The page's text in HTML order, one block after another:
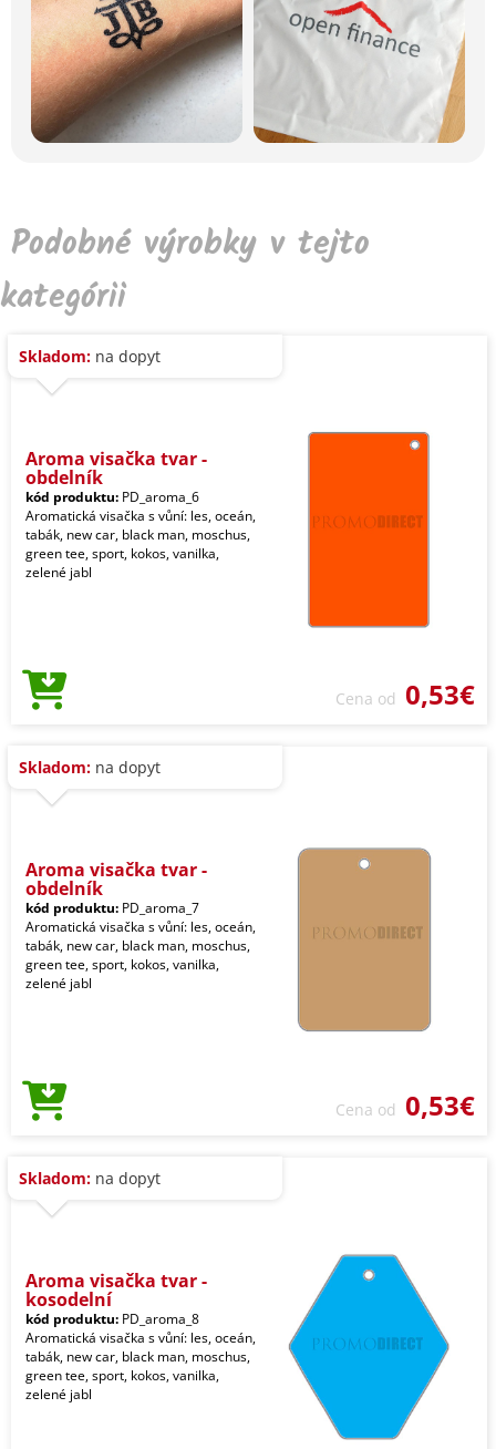
Podobné výrobky v tejto
kategórii
Skladom: na dopyt
Aroma visačka tvar -
obdelník
kód produktu: PD_aroma_6
Aromatická visačka s vůní: les, oceán,
tabák, new car, black man, moschus,
green tee, sport, kokos, vanilka,
zelené jabl
Cena od 0,53€
Skladom: na dopyt
Aroma visačka tvar -
obdelník
kód produktu: PD_aroma_7
Aromatická visačka s vůní: les, oceán,
tabák, new car, black man, moschus,
green tee, sport, kokos, vanilka,
zelené jabl
Cena od 0,53€
Skladom: na dopyt
Aroma visačka tvar -
kosodelní
kód produktu: PD_aroma_8
Aromatická visačka s vůní: les, oceán,
tabák, new car, black man, moschus,
green tee, sport, kokos, vanilka,
zelené jabl